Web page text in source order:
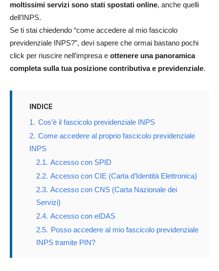
moltissimi servizi sono stati spostati online, anche quelli
dell’INPS.
Se ti stai chiedendo “come accedere al mio fascicolo
previdenziale INPS?”, devi sapere che ormai bastano pochi
click per riuscire nell’impresa e ottenere una panoramica
completa sulla tua posizione contributiva e previdenziale.
INDICE
1. Cos’è il fascicolo previdenziale INPS
2. Come accedere al proprio fascicolo previdenziale
INPS
2.1. Accesso con SPID
2.2. Accesso con CIE (Carta d’Identità Elettronica)
2.3. Accesso con CNS (Carta Nazionale dei
Servizi)
2.4. Accesso con eIDAS
2.5. Posso accedere al mio fascicolo previdenziale
INPS tramite PIN?